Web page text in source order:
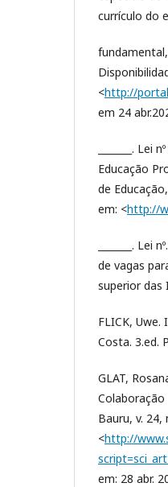
currículo do
<http://
em 24
_______.
Educação
de
em: <http://
_______.
de vagas
superior das
FLICK, Uwe.
Costa. 3.ed.
GLAT,
Colaboração
Bauru, v. 24,
<http://
em: 28 abr.